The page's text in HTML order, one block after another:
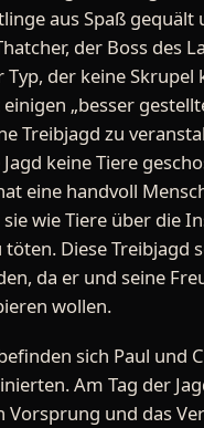
aus Spaß gequält
der Boss des
der keine Skrupel
„besser
Treibjagd zu
keine Tiere
eine handvoll
wie Tiere über die
töten. Diese Treibjagd
da er und seine
wollen.
sich Paul und
Am Tag der
Vorsprung und das